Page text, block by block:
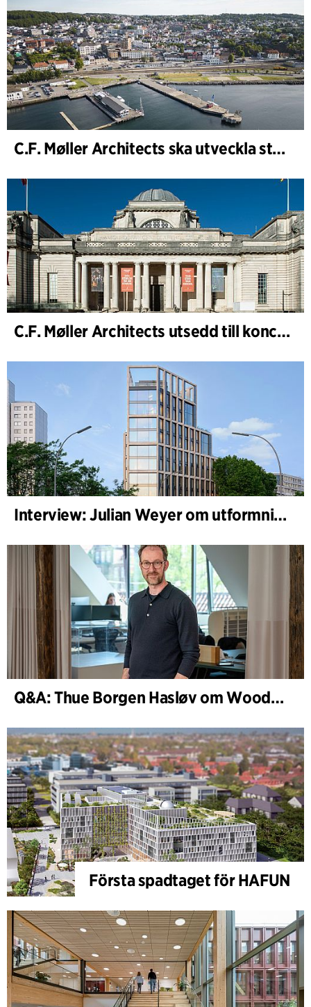
C.F. Møller Architects ska utveckla strategin för ”Knutepunkt Larvik och indre havn”
C.F. Møller Architects utsedd till konceptarkitekt för projektet National Museum Cardiff
Interview: Julian Weyer om utformningen av B-One
Q&A: Thue Borgen Hasløv om WoodHub
Första spadtaget för HAFUN